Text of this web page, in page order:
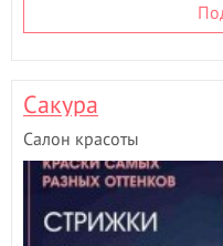
Сакура
Салон красоты